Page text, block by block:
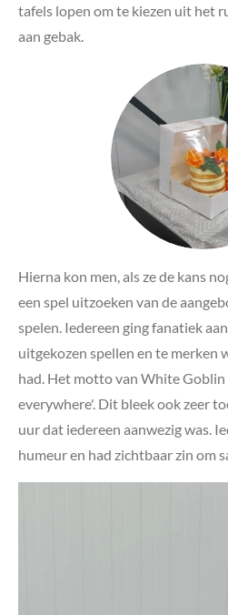
tafels lopen om te kiezen uit het
aan gebak.
Hierna kon men, als ze de kans
een spel uitzoeken van de
spelen. Iedereen ging fanatiek
uitgekozen spellen en te merken
had. Het motto van White Goblin
everywhere'. Dit bleek ook zeer
uur dat iedereen aanwezig was.
humeur en had zichtbaar zin om